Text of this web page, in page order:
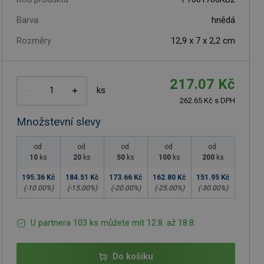
Barva
hnědá
Rozměry
12,9 x 7 x 2,2 cm
ks 217.07 Kč
262.65 Kč s DPH
Množstevní slevy
od
10 ks
195.36 Kč
(-10.00%)
od
20 ks
184.51 Kč
(-15.00%)
od
50 ks
173.66 Kč
(-20.00%)
od
100 ks
162.80 Kč
(-25.00%)
od
200 ks
151.95 Kč
(-30.00%)
U partnera 103 ks můžete mít 12.8. až 18.8.
Do košíku